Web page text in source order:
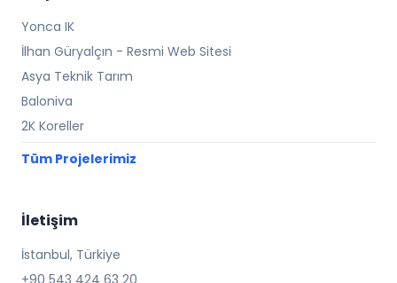
Yonca IK
İlhan Güryalçın - Resmi Web Sitesi
Asya Teknik Tarım
Baloniva
2K Koreller
Tüm Projelerimiz
İletişim
İstanbul, Türkiye